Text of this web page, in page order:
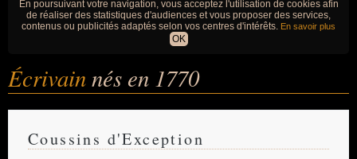
En poursuivant votre navigation, vous acceptez l'utilisation de cookies afin
de réaliser des statistiques d'audiences et vous proposer des services,
contenus ou publicités adaptés selon vos centres d'intérêts. En savoir plus
OK
Écrivainnés en 1770
Coussins d'Exception